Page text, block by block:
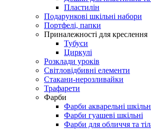
Пластилін
Подарункові шкільні набори
Портфелі, папки
Приналежності для креслення
Тубуси
Циркулі
Розклади уроків
Світловідбивні елементи
Стакани-нерозливайки
Трафарети
Фарби
Фарби акварельні
Фарби гуашеві шкільні
Фарби для обличчя та